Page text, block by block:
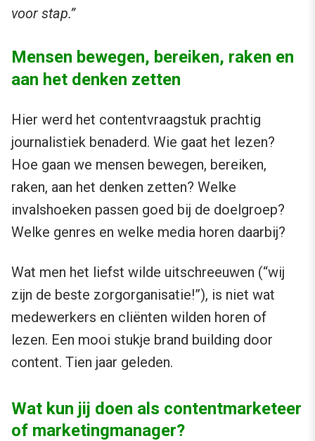
voor stap.”
Mensen bewegen, bereiken, raken en
aan het denken zetten
Hier werd het contentvraagstuk prachtig
journalistiek benaderd. Wie gaat het lezen?
Hoe gaan we mensen bewegen, bereiken,
raken, aan het denken zetten? Welke
invalshoeken passen goed bij de doelgroep?
Welke genres en welke media horen daarbij?
Wat men het liefst wilde uitschreeuwen (“wij
zijn de beste zorgorganisatie!”), is niet wat
medewerkers en cliënten wilden horen of
lezen. Een mooi stukje brand building door
content. Tien jaar geleden.
Wat kun jij doen als contentmarketeer
of marketingmanager?